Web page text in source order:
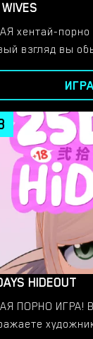
хентай-порно
взгляд вы
который
этого вы
в класс
теряете
зовут
HIDEOUT
ПОРНО ИГРА!